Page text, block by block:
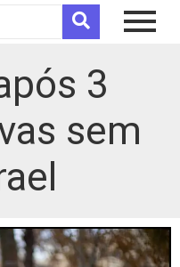
3
sem